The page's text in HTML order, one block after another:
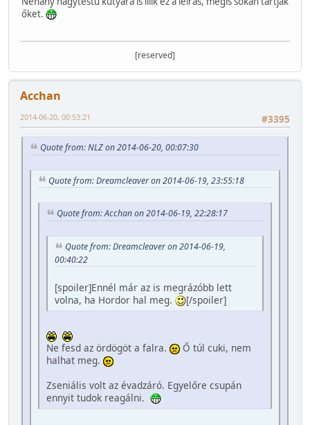
őket.
[reserved]
Acchan
#3395
2014-06-20, 00:53:21
Quote from: NLZ on 2014-06-20, 00:07:30
Quote from: Dreamcleaver on 2014-06-19, 23:55:18
Quote from: Acchan on 2014-06-19, 22:28:17
Quote from: Dreamcleaver on 2014-06-19,
00:40:22
[spoiler]Ennél már az is megrázóbb lett
volna, ha Hordor hal meg.
[/spoiler]
Ne fesd az ördögöt a falra.
Ő túl cuki, nem
halhat meg.
Zseniális volt az évadzáró. Egyelőre csupán
ennyit tudok reagálni.